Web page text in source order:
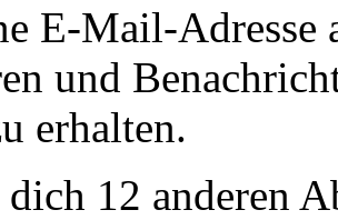
E-Mail-Adresse
und
erhalten.
12 anderen